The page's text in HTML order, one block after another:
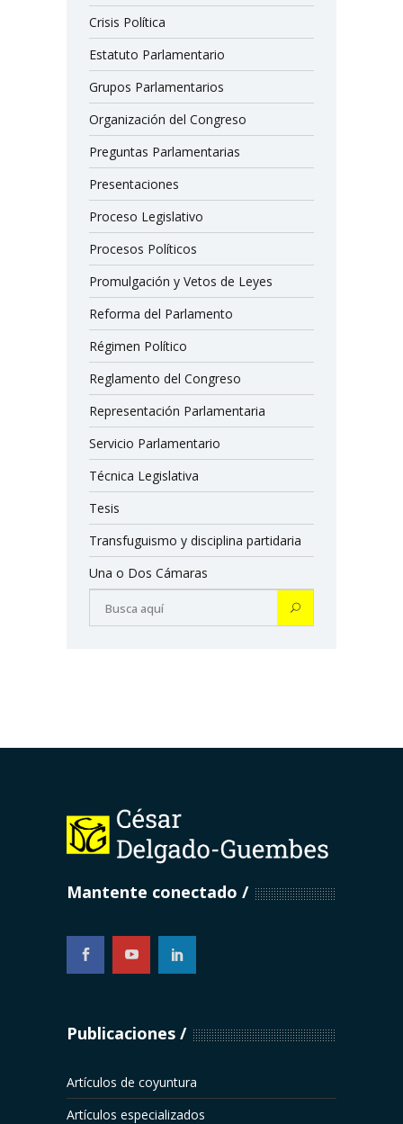
Crisis Política
Estatuto Parlamentario
Grupos Parlamentarios
Organización del Congreso
Preguntas Parlamentarias
Presentaciones
Proceso Legislativo
Procesos Políticos
Promulgación y Vetos de Leyes
Reforma del Parlamento
Régimen Político
Reglamento del Congreso
Representación Parlamentaria
Servicio Parlamentario
Técnica Legislativa
Tesis
Transfuguismo y disciplina partidaria
Una o Dos Cámaras
Mantente conectado
...
Publicaciones
Artículos de coyuntura
Artículos especializados